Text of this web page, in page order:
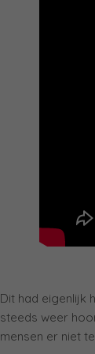
Dit had eigenlijk
steeds weer
mensen er niet